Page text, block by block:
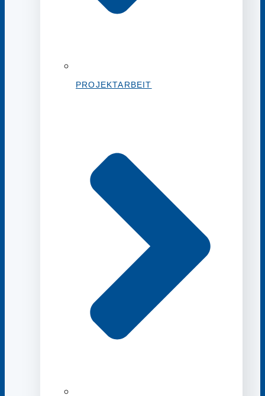
PROJEKTARBEIT